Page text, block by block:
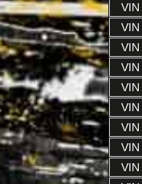
VIN
VIN
VIN
VIN
VIN
VIN
VIN
VIN
VIN